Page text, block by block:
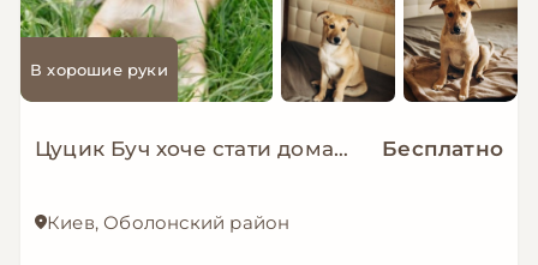
В хорошие руки
Цуцик Буч хоче стати домашнім! Бесплатно
Киев, Оболонский район